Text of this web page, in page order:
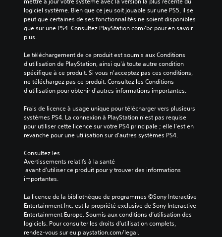
logiciel système. Bien que ce jeu soit jouable sur une PS5, il se
peut que certaines de ses fonctionnalités ne soient disponibles
que sur une PS4. Consultez PlayStation.com/bc pour en savoir
plus.
Le téléchargement de ce produit est soumis aux Conditions
d'utilisation de PlayStation, ainsi qu'à toute autre condition
spécifique à ce produit. Si vous n'acceptez pas ces conditions,
ne téléchargez pas ce produit. Consultez les Conditions
d'utilisation pour obtenir d'autres informations importantes.
Frais de licence à usage unique pour télécharger vers plusieurs
systèmes PS4. La connexion à PlayStation n'est pas requise
pour utiliser cette licence sur votre PS4 principale ; elle l'est en
revanche pour une utilisation sur d'autres systèmes PS4.
Consultez les
Avertissements relatifs à la santé
importantes.
La licence de la bibliothèque de programmes ©Sony Interactive
Entertainment Inc. est la propriété exclusive de Sony Interactive
Entertainment Europe. Soumis aux conditions d’utilisation des
logiciels. Pour consulter les droits d’utilisation complets,
rendez-vous sur eu.playstation.com/legal.